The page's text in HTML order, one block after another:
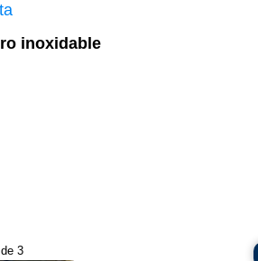
inoxidable
3